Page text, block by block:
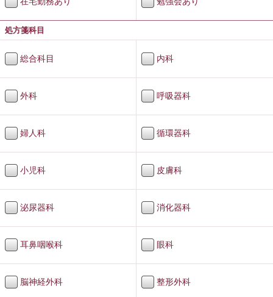
処方箋科目
総合科目 内科
外科 呼吸器科
婦人科 循環器科
小児科 皮膚科
泌尿器科 消化器科
耳鼻咽喉科 眼科
脳神経外科 整形外科